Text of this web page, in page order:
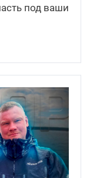
под ваши